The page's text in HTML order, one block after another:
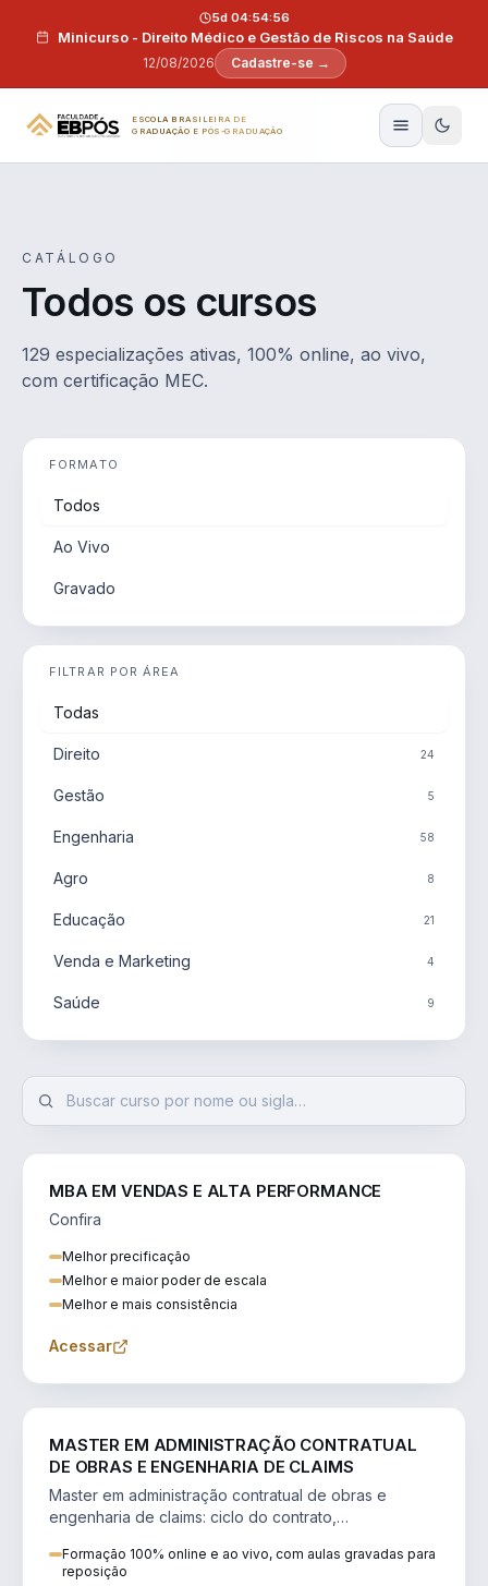
Minicurso - Direito Médico e Gestão de Riscos na Saúde
12/08/2026
5d 04:54:55
Cadastre-se →
ESCOLA BRASILEIRA DE
GRADUAÇÃO E PÓS-GRADUAÇÃO
CATÁLOGO
Todos os cursos
129 especializações ativas, 100% online, ao vivo,
com certificação MEC.
FORMATO
Todos
Ao Vivo
Gravado
FILTRAR POR ÁREA
Todas
Direito 24
Gestão 5
Engenharia 58
Agro 8
Educação 21
Venda e Marketing 4
Saúde 9
MBA EM VENDAS E ALTA PERFORMANCE
Confira
Melhor precificação
Melhor e maior poder de escala
Melhor e mais consistência
Acessar
MASTER EM ADMINISTRAÇÃO CONTRATUAL
DE OBRAS E ENGENHARIA DE CLAIMS
Master em administração contratual de obras e
engenharia de claims: ciclo do contrato,
Formação 100% online e ao vivo, com aulas gravadas para
reposição